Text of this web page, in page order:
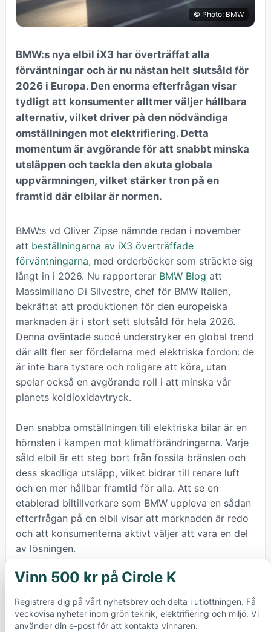
© Photo: BMW
BMW:s nya elbil iX3 har överträffat alla
förväntningar och är nu nästan helt slutsåld för
2026 i Europa. Den enorma efterfrågan visar
tydligt att konsumenter alltmer väljer hållbara
alternativ, vilket driver på den nödvändiga
omställningen mot elektrifiering. Detta
momentum är avgörande för att snabbt minska
utsläppen och tackla den akuta globala
uppvärmningen, vilket stärker tron på en
framtid där elbilar är normen.
BMW:s vd Oliver Zipse nämnde redan i november
att beställningarna av iX3 överträffade
förväntningarna, med orderböcker som sträckte sig
långt in i 2026. Nu rapporterar BMW Blog att
Massimiliano Di Silvestre, chef för BMW Italien,
bekräftat att produktionen för den europeiska
marknaden är i stort sett slutsåld för hela 2026.
Denna oväntade succé understryker en global trend
där allt fler ser fördelarna med elektriska fordon: de
är inte bara tystare och roligare att köra, utan
spelar också en avgörande roll i att minska vår
planets koldioxidavtryck.
Den snabba omställningen till elektriska bilar är en
hörnsten i kampen mot klimatförändringarna. Varje
såld elbil är ett steg bort från fossila bränslen och
dess skadliga utsläpp, vilket bidrar till renare luft
och en mer hållbar framtid för alla. Att se en
etablerad biltillverkare som BMW uppleva en sådan
efterfrågan på en elbil visar att marknaden är redo
och att konsumenterna aktivt väljer att vara en del
av lösningen.
BMW iX3 tillverkas i Ungern och har en maximal
nuvarande modellen, iX3 50 xDrive, har fyrhjulsdrift,
345 kW motoreffekt och en räckvidd på upp till
Vinn 500 kr på Circle K
Registrera dig på vårt nyhetsbrev och delta i utlottningen. Få
veckovisa nyheter inom grön teknik, elektrifiering och miljö. Vi
använder din e-post för att kontakta vinnaren.